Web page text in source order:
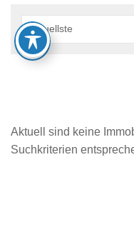
Aktuell sind keine
Suchkriterien